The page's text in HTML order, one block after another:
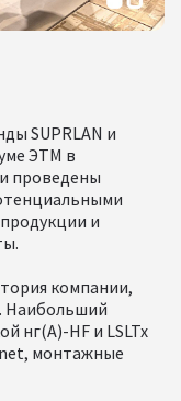
SUPRLAN и
ЭТМ в
проведены
и
компании,
Наибольший
нг(А)-HF и LSLTx
монтажные